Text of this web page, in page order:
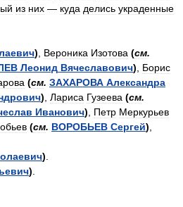
из них — куда делись украденные
) Вероника Изотова (см.
Леонид Вячеславович)
Борис
(см. ЗАХАРОВА Александра
) Лариса Гузеева (см.
Иванович) Петр Меркурьев
(см. ВОРОБЬЕВ Сергей)
)
)